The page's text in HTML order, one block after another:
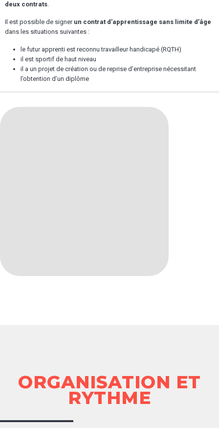
deux contrats.
Il est possible de signer un contrat d’apprentissage sans limite d’âge
dans les situations suivantes :
le futur apprenti est reconnu travailleur handicapé (RQTH)
il est sportif de haut niveau
il a un projet de création ou de reprise d’entreprise nécessitant
l’obtention d’un diplôme
ORGANISATION ET
RYTHME